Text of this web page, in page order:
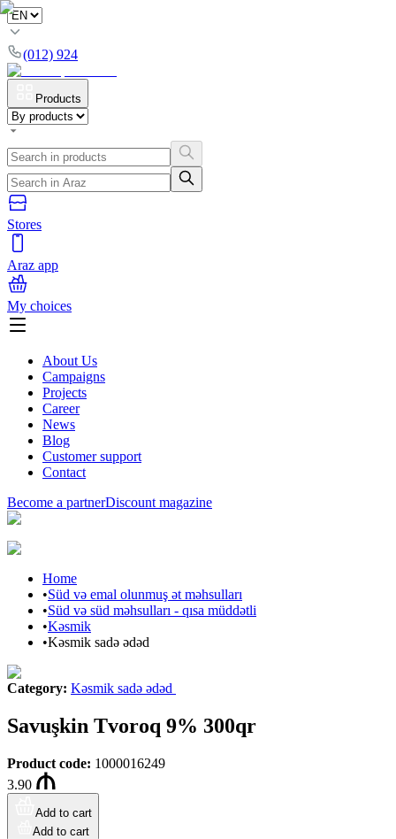
(012) 924
Products
Stores
Araz app
My choices
About Us
Campaigns
Projects
Career
News
Blog
Customer support
Contact
Become a partnerDiscount magazine
Home
•Süd və emal olunmuş ət məhsulları
•Süd və süd məhsulları - qısa müddətli
•Kəsmik
•Kəsmik sadə ədəd
Category: Kəsmik sadə ədəd
Savuşkin Tvoroq 9% 300qr
Product code: 1000016249
3.90
Add to cart
Add to cart